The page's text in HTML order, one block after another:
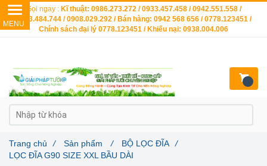
Trang chủ / Sản phẩm / BỘ LỌC ĐĨA
/
LỌC ĐĨA G90 SIZE XXL BẦU DÀI
Gọi ngay : Kĩ thuật: 0986.273.272 / 0933.457.458 / 0942.551.558 /
0903.484.744 / 0908.029.292 / Bán hàng: 0942 568 656 / 0778.123451 /
Chính sách đại lý 0778.123451 / Khiếu nại: 0938.004.006